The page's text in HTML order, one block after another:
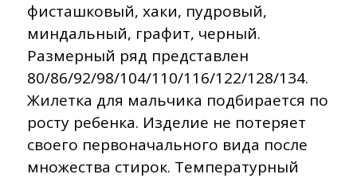
фисташковый, хаки, пудровый,
миндальный, графит, черный.
Размерный ряд представлен
80/86/92/98/104/110/116/122/128/134.
Жилетка для мальчика подбирается по
росту ребенка. Изделие не потеряет
своего первоначального вида после
множества стирок. Температурный